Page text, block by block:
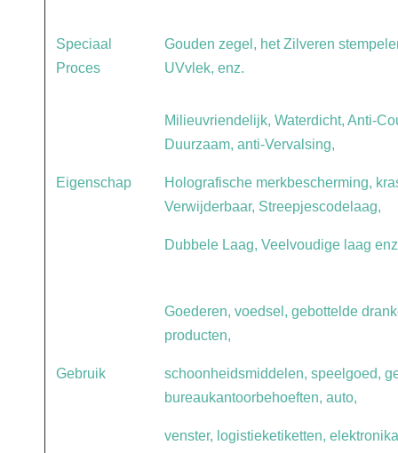
Speciaal
Proces
Gouden zegel, het Zilveren
UVvlek, enz.
Eigenschap
Milieuvriendelijk, Waterdicht, Anti-
Duurzaam, anti-Vervalsing,
Holografische merkbescherming,
Verwijderbaar, Streepjescodelaag,
Dubbele Laag, Veelvoudige laag
Gebruik
Goederen, voedsel, gebottelde
producten,
schoonheidsmiddelen, speelgoed,
bureaukantoorbehoeften, auto,
venster, logistieketiketten,